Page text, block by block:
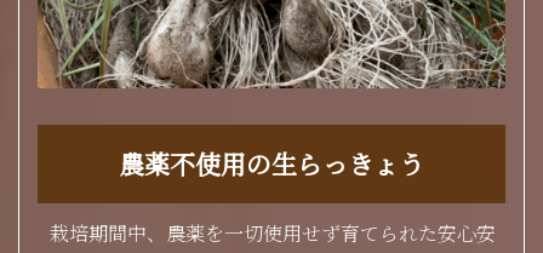
農薬不使用の生らっきょう
栽培期間中、農薬を一切使用せず育てられた安心安